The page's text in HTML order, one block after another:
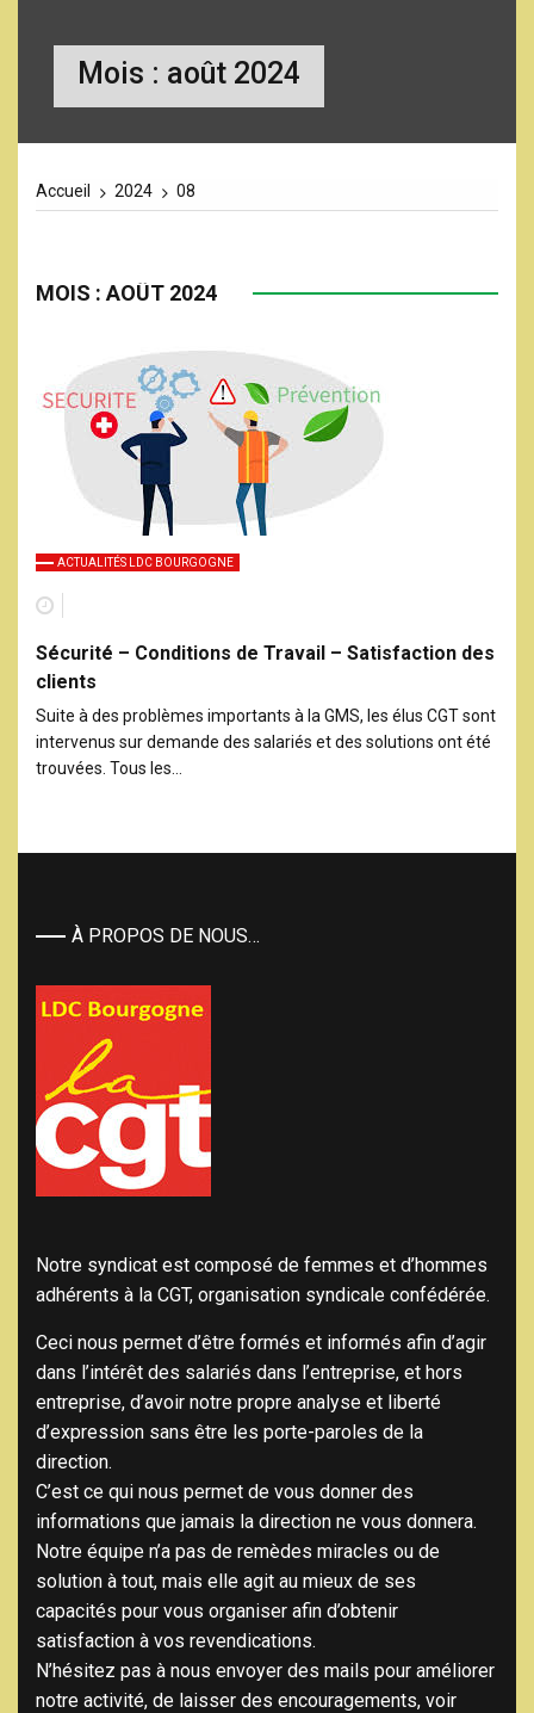
Mois : août 2024
Accueil 2024 08
MOIS : AOÛT 2024
ACTUALITÉS LDC BOURGOGNE
Sécurité – Conditions de Travail – Satisfaction des
clients
Suite à des problèmes importants à la GMS, les élus CGT sont
intervenus sur demande des salariés et des solutions ont été
trouvées. Tous les…
À PROPOS DE NOUS…
Notre syndicat est composé de femmes et d’hommes
adhérents à la CGT, organisation syndicale confédérée.
Ceci nous permet d’être formés et informés afin d’agir
dans l’intérêt des salariés dans l’entreprise, et hors
entreprise, d’avoir notre propre analyse et liberté
d’expression sans être les porte-paroles de la
direction.
C’est ce qui nous permet de vous donner des
informations que jamais la direction ne vous donnera.
Notre équipe n’a pas de remèdes miracles ou de
solution à tout, mais elle agit au mieux de ses
capacités pour vous organiser afin d’obtenir
satisfaction à vos revendications.
N’hésitez pas à nous envoyer des mails pour améliorer
notre activité, de laisser des encouragements, voir